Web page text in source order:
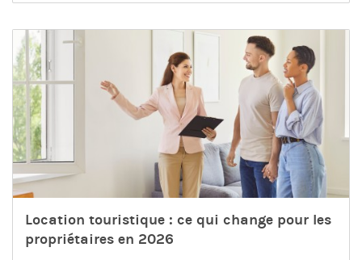
Location touristique : ce qui change pour les
propriétaires en 2026